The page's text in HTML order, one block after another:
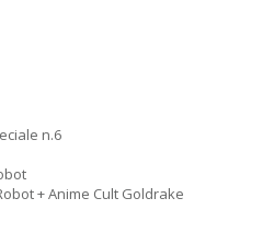
n.6
+ Anime Cult Goldrake